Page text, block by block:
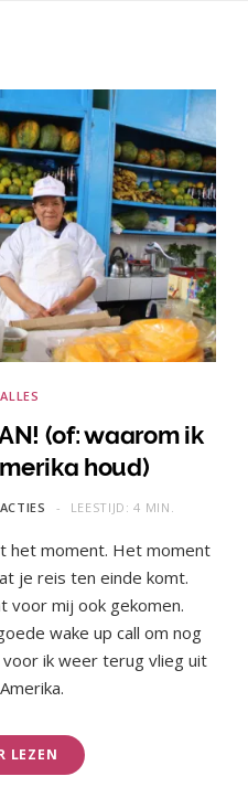
ALLES
(of: waarom ik
houd)
LEESTIJD: 4 MIN.
het moment. Het moment
je reis ten einde komt.
voor mij ook gekomen.
wake up call om nog
ik weer terug vlieg uit
LEZEN